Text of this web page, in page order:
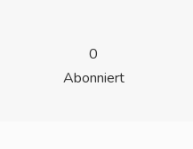
0
Abonniert